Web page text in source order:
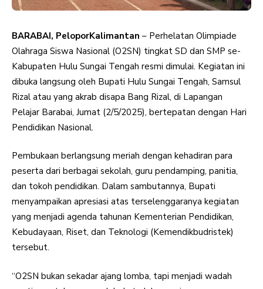
BARABAI, PeloporKalimantan – Perhelatan Olimpiade
Olahraga Siswa Nasional (O2SN) tingkat SD dan SMP se-
Kabupaten Hulu Sungai Tengah resmi dimulai. Kegiatan ini
dibuka langsung oleh Bupati Hulu Sungai Tengah, Samsul
Rizal atau yang akrab disapa Bang Rizal, di Lapangan
Pelajar Barabai, Jumat (2/5/2025), bertepatan dengan Hari
Pendidikan Nasional.
Pembukaan berlangsung meriah dengan kehadiran para
peserta dari berbagai sekolah, guru pendamping, panitia,
dan tokoh pendidikan. Dalam sambutannya, Bupati
menyampaikan apresiasi atas terselenggaranya kegiatan
yang menjadi agenda tahunan Kementerian Pendidikan,
Kebudayaan, Riset, dan Teknologi (Kemendikbudristek)
tersebut.
“O2SN bukan sekadar ajang lomba, tapi menjadi wadah